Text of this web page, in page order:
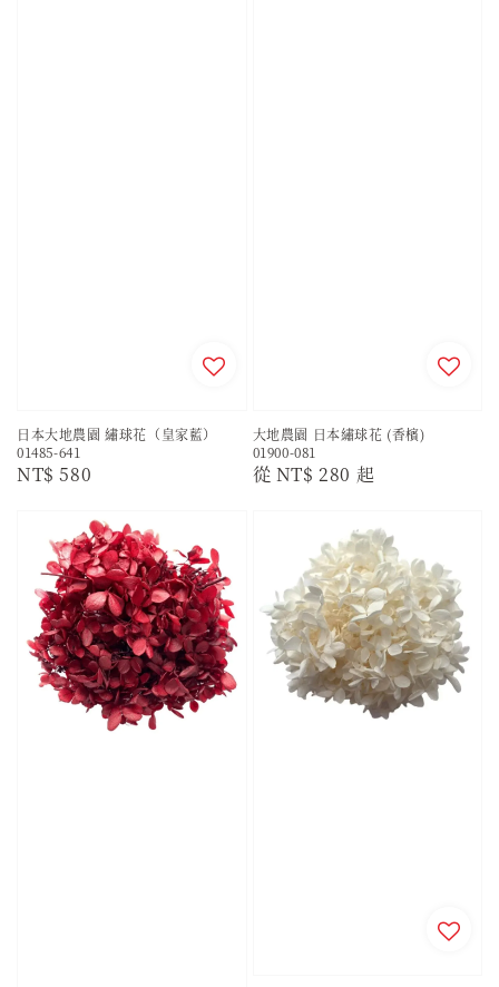
日本大地農園 繡球花（皇家藍）
01485-641
Regular
NT$ 580
大地農園 日本繡球花 (香檳)
01900-081
Regular
從 NT$ 280 起